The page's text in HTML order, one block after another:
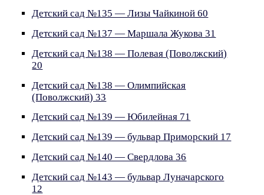
Детский сад №135 — Лизы Чайкиной 60
Детский сад №137 — Маршала Жукова 31
Детский сад №138 — Полевая (Поволжский)
20
Детский сад №138 — Олимпийская
(Поволжский) 33
Детский сад №139 — Юбилейная 71
Детский сад №139 — бульвар Приморский 17
Детский сад №140 — Свердлова 36
Детский сад №143 — бульвар Луначарского
12